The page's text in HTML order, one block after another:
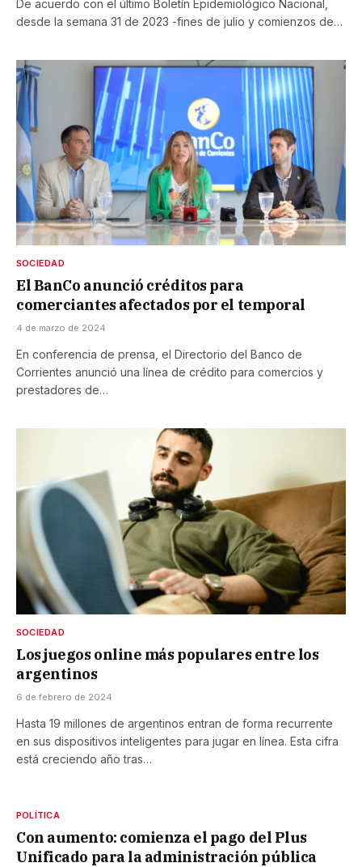
De acuerdo con el último Boletín Epidemiológico Nacional,
desde la semana 31 de 2023 -fines de julio y comienzos de…
SOCIEDAD
El BanCo anunció créditos para
comerciantes afectados por el temporal
4 de marzo de 2024
En conferencia de prensa, el Directorio del Banco de
Corrientes anunció una línea de crédito para comercios y
prestadores de…
SOCIEDAD
Los juegos online más populares entre los
argentinos
6 de febrero de 2024
Hasta 19 millones de argentinos entran de forma recurrente
en sus dispositivos inteligentes para jugar en línea. Esta cifra
está creciendo año tras…
POLÍTICA
Con aumento: comienza el pago del Plus
Unificado para la administración pública